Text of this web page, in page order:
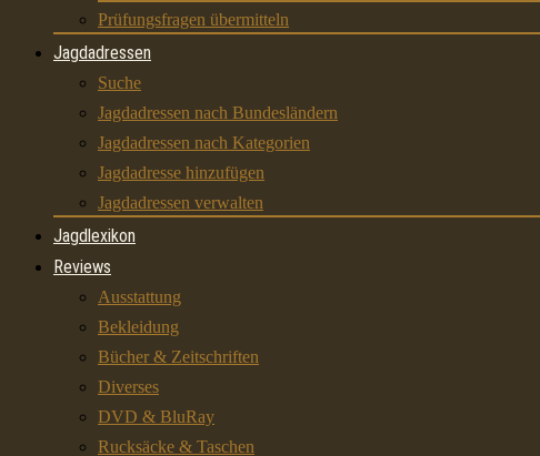
Prüfungsfragen übermitteln
Jagdadressen
Suche
Jagdadressen nach Bundesländern
Jagdadressen nach Kategorien
Jagdadresse hinzufügen
Jagdadressen verwalten
Jagdlexikon
Reviews
Ausstattung
Bekleidung
Bücher & Zeitschriften
Diverses
DVD & BluRay
Rucksäcke & Taschen